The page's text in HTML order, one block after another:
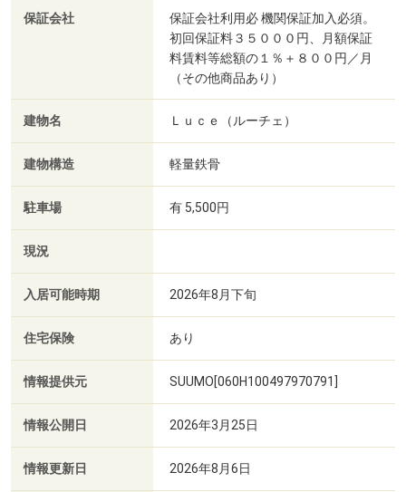
保証会社
保証会社利用必 機関保証加入必須。
初回保証料３５０００円、月額保証
料賃料等総額の１％＋８００円／月
（その他商品あり）
建物名 Ｌｕｃｅ（ルーチェ）
建物構造 軽量鉄骨
駐車場 有 5,500円
現況
入居可能時期 2026年8月下旬
住宅保険 あり
情報提供元 SUUMO[060H100497970791]
情報公開日 2026年3月25日
情報更新日 2026年8月6日